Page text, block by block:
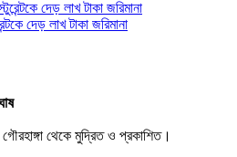
দেড় লাখ টাকা জরিমানা
থেকে মুদ্রিত ও প্রকাশিত।